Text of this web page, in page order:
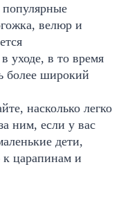
популярные
велюр и
уходе, в то время
более широкий
насколько легко
ним, если у вас
дети,
к царапинам и